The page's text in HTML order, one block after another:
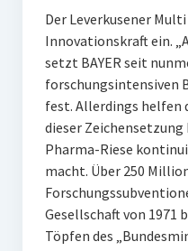
Der Leverkusener
Innovationskraft ein.
setzt BAYER seit
forschungsintensiven
fest. Allerdings helfen
dieser
Pharma-Riese
macht. Über 250
Gesellschaft von 1971
Töpfen des